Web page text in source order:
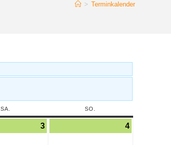
> Terminkalender
SA. SO.
3 4